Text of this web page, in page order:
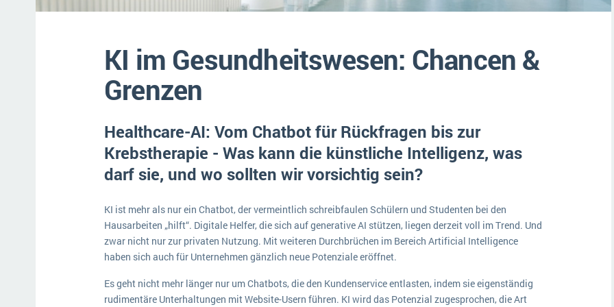
Funktionalitäten
Kosten
Medien
Produktion
MEHR ÜBER ERP-SOFTWARE
KI im Gesundheitswesen: Chancen &
Grenzen
Healthcare-AI: Vom Chatbot für Rückfragen bis zur
Krebstherapie - Was kann die künstliche Intelligenz, was
darf sie, und wo sollten wir vorsichtig sein?
KI ist mehr als nur ein Chatbot, der vermeintlich schreibfaulen Schülern und Studenten bei den
Hausarbeiten „hilft“. Digitale Helfer, die sich auf generative AI stützen, liegen derzeit voll im Trend. Und
zwar nicht nur zur privaten Nutzung. Mit weiteren Durchbrüchen im Bereich Artificial Intelligence
haben sich auch für Unternehmen gänzlich neue Potenziale eröffnet.
Es geht nicht mehr länger nur um Chatbots, die den Kundenservice entlasten, indem sie eigenständig
rudimentäre Unterhaltungen mit Website-Usern führen. KI wird das Potenzial zugesprochen, die Art